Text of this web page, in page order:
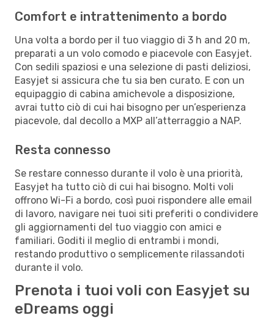
Comfort e intrattenimento a bordo
Una volta a bordo per il tuo viaggio di 3 h and 20 m,
preparati a un volo comodo e piacevole con Easyjet.
Con sedili spaziosi e una selezione di pasti deliziosi,
Easyjet si assicura che tu sia ben curato. E con un
equipaggio di cabina amichevole a disposizione,
avrai tutto ciò di cui hai bisogno per un’esperienza
piacevole, dal decollo a MXP all’atterraggio a NAP.
Resta connesso
Se restare connesso durante il volo è una priorità,
Easyjet ha tutto ciò di cui hai bisogno. Molti voli
offrono Wi-Fi a bordo, così puoi rispondere alle email
di lavoro, navigare nei tuoi siti preferiti o condividere
gli aggiornamenti del tuo viaggio con amici e
familiari. Goditi il meglio di entrambi i mondi,
restando produttivo o semplicemente rilassandoti
durante il volo.
Prenota i tuoi voli con Easyjet su
eDreams oggi